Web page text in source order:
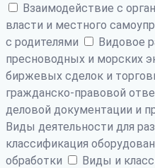
Взаимодействие с
власти и местного
с родителями
Видовое
пресноводных и морских
биржевых сделок и
гражданско-правовой
деловой документации и
Виды деятельности для
классификация
обработки
Виды и